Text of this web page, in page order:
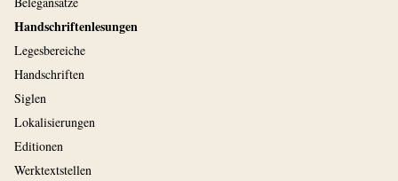
Handschriftenlesungen
Legesbereiche
Handschriften
Siglen
Lokalisierungen
Editionen
Werktextstellen